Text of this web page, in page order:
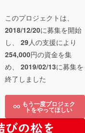
このプロジェクトは、
2018/12/20に募集を開始
し、 29人の支援により
254,000円の資金を集
め、 2019/02/13に募集を
終了しました
もう一度プロジェク
トをやってほしい